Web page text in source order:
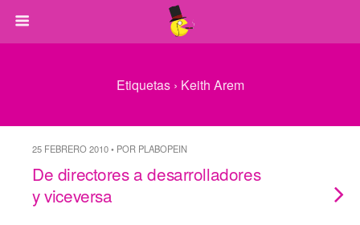
Etiquetas › Keith Arem
25 FEBRERO 2010 • POR PLABOPEIN
De directores a desarrolladores
y viceversa